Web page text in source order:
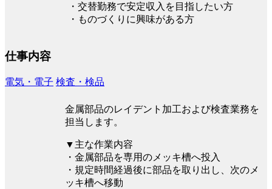
・交替勤務で安定収入を目指したい方
・ものづくりに興味がある方
仕事内容
電気・電子 検査・検品
金属部品のレイデント加工および検査業務を
担当します。
▼主な作業内容
・金属部品を専用のメッキ槽へ投入
・規定時間経過後に部品を取り出し、次のメ
ッキ槽へ移動